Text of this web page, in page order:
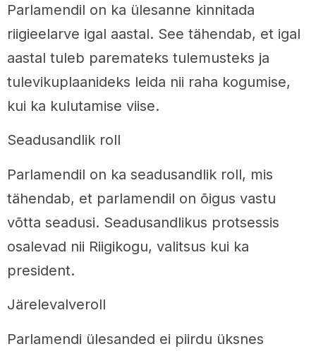
Parlamendil on ka ülesanne kinnitada
riigieelarve igal aastal. See tähendab, et igal
aastal tuleb paremateks tulemusteks ja
tulevikuplaanideks leida nii raha kogumise,
kui ka kulutamise viise.
Seadusandlik roll
Parlamendil on ka seadusandlik roll, mis
tähendab, et parlamendil on õigus vastu
võtta seadusi. Seadusandlikus protsessis
osalevad nii Riigikogu, valitsus kui ka
president.
Järelevalveroll
Parlamendi ülesanded ei piirdu üksnes